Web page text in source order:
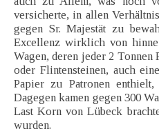
versicherte, in allen
gegen Sr. Majestät zu
Excellenz wirklich von
Wagen, deren jeder 2
oder Flintensteinen, auch
Papier zu Patronen enthielt,
Dagegen kamen gegen 300
Last Korn von Lübeck
wurden.